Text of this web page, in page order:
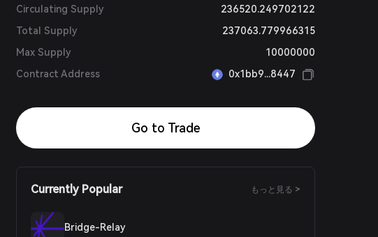
Circulating Supply
236520.249702122
Total Supply
237063.779966315
Max Supply
10000000
Contract Address
0x1bb9...8447
Go to Trade
Currently Popular もっと見る >
Bridge-Relay